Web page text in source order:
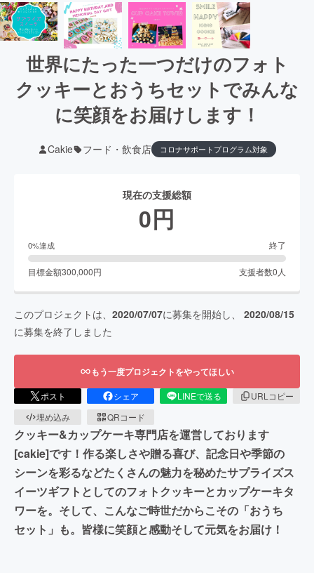
世界にたった一つだけのフォト
クッキーとおうちセットでみんな
に笑顔をお届けします！
Cakie フード・飲食店 コロナサポートプログラム対象
現在の支援総額
0円
0%達成 終了
目標金額300,000円 支援者数0 人
このプロジェクトは、 2020/07/07に募集を開始し、 2020/08/15
に募集を終了しました
もう一度プロジェクトをやってほしい
ポスト シェア LINEで送る
URLコピー
埋め込み
QRコード
クッキー&カップケーキ専門店を運営しております
[cakie]です！作る楽しさや贈る喜び、記念日や季節の
シーンを彩るなどたくさんの魅力を秘めたサプライズス
イーツギフトとしてのフォトクッキーとカップケーキタ
ワーを。そして、こんなご時世だからこその「おうち
セット」も。皆様に笑顔と感動そして元気をお届け！